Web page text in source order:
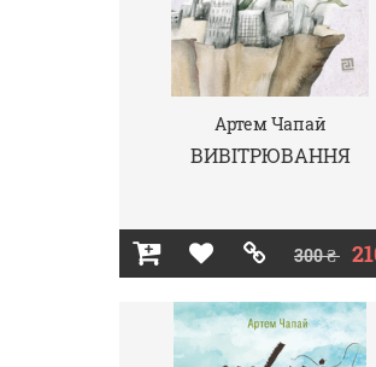
Артем Чапай
ВИВІТРЮВАННЯ
300 ₴